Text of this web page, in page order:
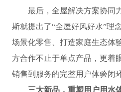
最后，全屋解决方案协同
斯就提出了“全屋好风好水”理
场景化零售、打造家庭生态体
方合作不止于单点产品，更着
销售到服务的完整用户体验闭环
三大新品，重塑用户用水